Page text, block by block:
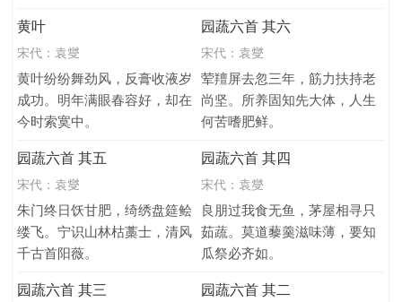
黄叶
宋代： 袁燮
黄叶纷纷舞劲风，反膏收液岁
成功。明年满眼春容好，却在
今时索寞中。
园蔬六首 其六
宋代： 袁燮
荤羶屏去忽三年，筋力扶持老
尚坚。所养固知先大体，人生
何苦嗜肥鲜。
园蔬六首 其五
宋代： 袁燮
朱门终日饫甘肥，绮绣盘筵鲙
缕飞。宁识山林枯藁士，清风
千古首阳薇。
园蔬六首 其四
宋代： 袁燮
良朋过我食无鱼，茅屋相寻只
茹蔬。莫道藜羹滋味薄，要知
瓜祭必齐如。
园蔬六首 其三 园蔬六首 其二